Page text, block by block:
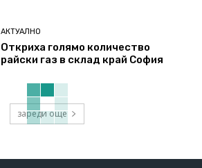
АКТУАЛНО
Откриха голямо количество
райски газ в склад край София
зареди още